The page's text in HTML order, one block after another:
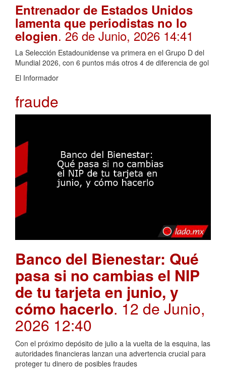
Entrenador de Estados Unidos
lamenta que periodistas no lo
elogien. 26 de Junio, 2026 14:41
La Selección Estadounidense va primera en el Grupo D del
Mundial 2026, con 6 puntos más otros 4 de diferencia de gol
El Informador
fraude
Banco del Bienestar: Qué
pasa si no cambias el NIP
de tu tarjeta en junio, y
cómo hacerlo. 12 de Junio,
2026 12:40
Con el próximo depósito de julio a la vuelta de la esquina, las
autoridades financieras lanzan una advertencia crucial para
proteger tu dinero de posibles fraudes